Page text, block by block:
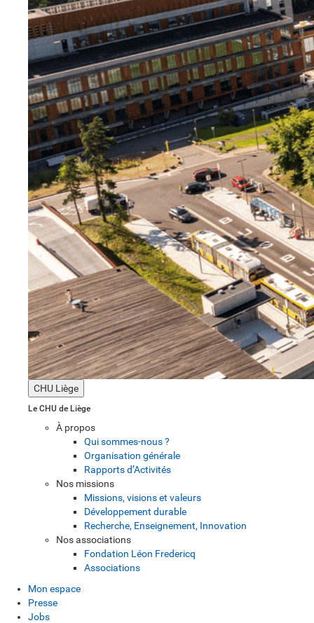
CHU Liège
Le CHU de Liège
À propos
Qui sommes-nous ?
Organisation générale
Rapports d’Activités
Nos missions
Missions, visions et valeurs
Développement durable
Recherche, Enseignement, Innovation
Nos associations
Fondation Léon Fredericq
Associations
Mon espace
Presse
Jobs